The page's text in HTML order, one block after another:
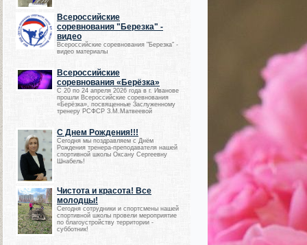
Всероссийские
соревнования "Березка" -
видео
Всероссийские соревнования "Березка" -
видео материалы
Всероссийские
соревнования «Берёзка»
С 20 по 24 апреля 2026 года в г. Иванове
прошли Всероссийские соревнования
«Берёзка», посвященные Заслуженному
тренеру РСФСР З.М.Матвеевой
С Днем Рождения!!!
Сегодня мы поздравляем с Днём
Рождения тренера-преподавателя нашей
спортивной школы Оксану Сергеевну
Шнабель!
Чистота и красота! Все
молодцы!
Сегодня сотрудники и спортсмены нашей
спортивной школы провели мероприятие
по благоустройству территории -
субботник!